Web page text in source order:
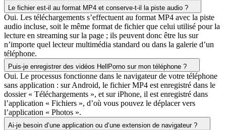
Le fichier est-il au format MP4 et conserve-t-il la piste audio ?
Oui. Les téléchargements s’effectuent au format MP4 avec la piste
audio incluse, soit le même format de fichier que celui utilisé pour la
lecture en streaming sur la page ; ils peuvent donc être lus sur
n’importe quel lecteur multimédia standard ou dans la galerie d’un
téléphone.
Puis-je enregistrer des vidéos HellPorno sur mon téléphone ?
Oui. Le processus fonctionne dans le navigateur de votre téléphone
sans application : sur Android, le fichier MP4 est enregistré dans le
dossier « Téléchargements », et sur iPhone, il est enregistré dans
l’application « Fichiers », d’où vous pouvez le déplacer vers
l’application « Photos ».
Ai-je besoin d’une application ou d’une extension de navigateur ?